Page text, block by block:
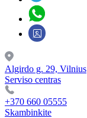
Algirdo g. 29, Vilnius
Serviso centras
+370 660 05555
Skambinkite